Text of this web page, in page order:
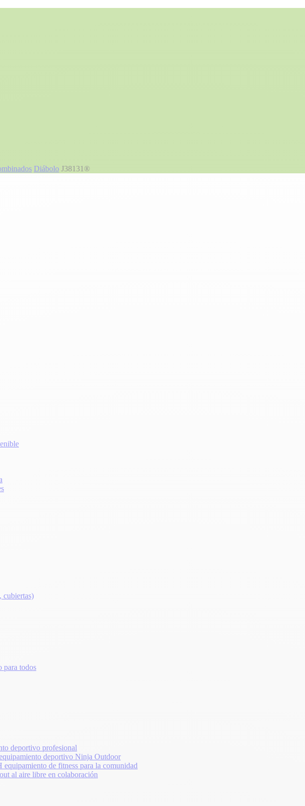
Diábolo J38131®
cubiertas)
para todos
deportivo profesional
deportivo Ninja Outdoor
de fitness para la comunidad
al aire libre en colaboración